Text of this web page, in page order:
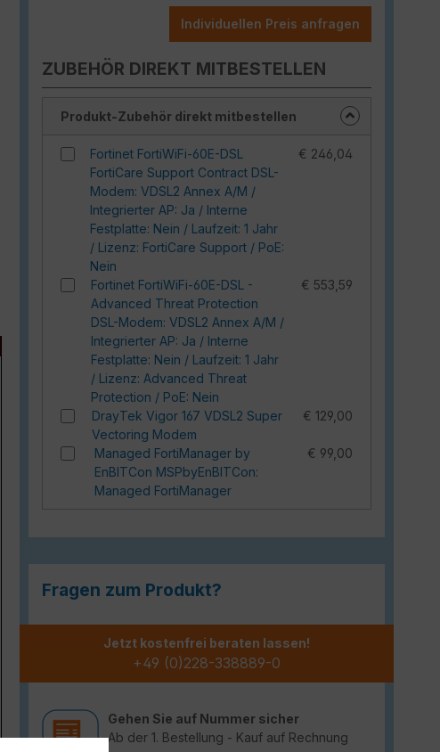
Individuellen Preis anfragen
ZUBEHÖR DIREKT MITBESTELLEN
Produkt-Zubehör direkt mitbestellen
Fortinet FortiWiFi-60E-DSL
FortiCare Support Contract DSL-
Modem: VDSL2 Annex A/M /
Integrierter AP: Ja / Interne
Festplatte: Nein / Laufzeit: 1 Jahr
/ Lizenz: FortiCare Support / PoE:
Nein
€ 246,04
Fortinet FortiWiFi-60E-DSL -
Advanced Threat Protection
DSL-Modem: VDSL2 Annex A/M /
Integrierter AP: Ja / Interne
Festplatte: Nein / Laufzeit: 1 Jahr
/ Lizenz: Advanced Threat
Protection / PoE: Nein
€ 553,59
DrayTek Vigor 167 VDSL2 Super
Vectoring Modem
€ 129,00
Managed FortiManager by
EnBITCon MSPbyEnBITCon:
Managed FortiManager
€ 99,00
Fragen zum Produkt?
Jetzt kostenfrei beraten lassen!
+49 (0)228-338889-0
Gehen Sie auf Nummer sicher
Ab der 1. Bestellung - Kauf auf Rechnung